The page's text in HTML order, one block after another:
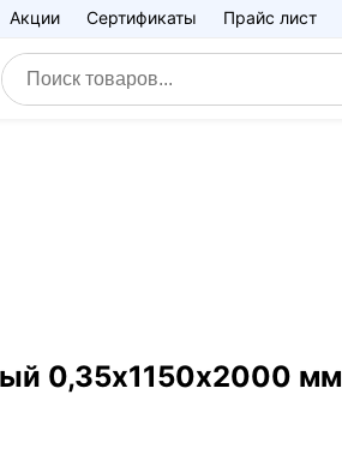
Акции Сертификаты Прайс лист
0,35х1150х2000 мм